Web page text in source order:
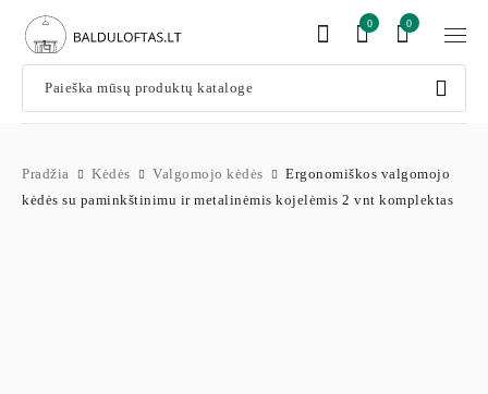
0
0
Pradžia Kėdės Valgomojo kėdės
Ergonomiškos valgomojo
kėdės su paminkštinimu ir metalinėmis kojelėmis 2 vnt komplektas